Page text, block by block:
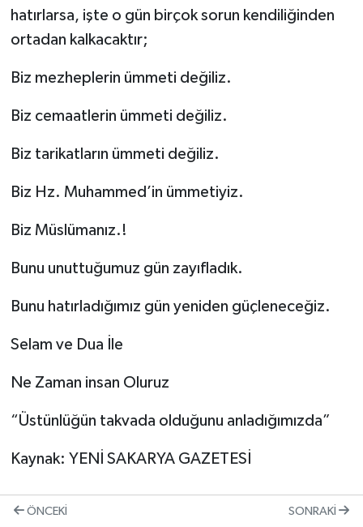
hatırlarsa, işte o gün birçok sorun kendiliğinden
ortadan kalkacaktır;
Biz mezheplerin ümmeti değiliz.
Biz cemaatlerin ümmeti değiliz.
Biz tarikatların ümmeti değiliz.
Biz Hz. Muhammed’in ümmetiyiz.
Biz Müslümanız.!
Bunu unuttuğumuz gün zayıfladık.
Bunu hatırladığımız gün yeniden güçleneceğiz.
Selam ve Dua İle
Ne Zaman insan Oluruz
“Üstünlüğün takvada olduğunu anladığımızda”
Kaynak: YENİ SAKARYA GAZETESİ
ÖNCEKI SONRAKI